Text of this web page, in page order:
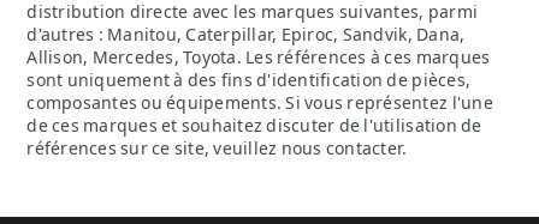
distribution directe avec les marques suivantes, parmi
d'autres : Manitou, Caterpillar, Epiroc, Sandvik, Dana,
Allison, Mercedes, Toyota. Les références à ces marques
sont uniquement à des fins d'identification de pièces,
composantes ou équipements. Si vous représentez l'une
de ces marques et souhaitez discuter de l'utilisation de
références sur ce site, veuillez nous contacter.